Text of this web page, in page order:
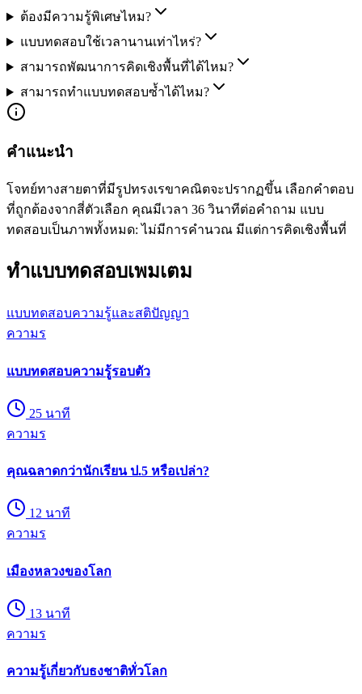
ต้องมีความรู้พิเศษไหม?
แบบทดสอบใช้เวลานานเท่าไหร่?
สามารถพัฒนาการคิดเชิงพื้นที่ได้ไหม?
สามารถทำแบบทดสอบซ้ำได้ไหม?
คำแนะนำ
โจทย์ทางสายตาที่มีรูปทรงเรขาคณิตจะปรากฏขึ้น เลือกคำตอบ
ที่ถูกต้องจากสี่ตัวเลือก คุณมีเวลา 36 วินาทีต่อคำถาม แบบ
ทดสอบเป็นภาพทั้งหมด: ไม่มีการคำนวณ มีแต่การคิดเชิงพื้นที่
ทำแบบทดสอบเพมเตม
แบบทดสอบความรู้และสติปัญญา
ความร
แบบทดสอบความรู้รอบตัว
25 นาที
ความร
คุณฉลาดกว่านักเรียน ป.5 หรือเปล่า?
12 นาที
ความร
เมืองหลวงของโลก
13 นาที
ความร
ความรู้เกี่ยวกับธงชาติทั่วโลก